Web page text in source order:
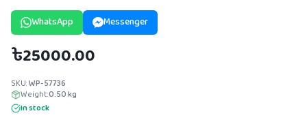
WhatsApp
Messenger
৳25000.00
SKU:WP-57736
Weight:0.50kg
In stock